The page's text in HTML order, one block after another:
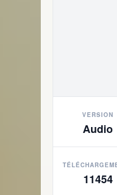
VERSION
Audio
11454